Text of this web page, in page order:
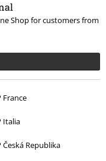
Shop for customers from
France
Italia
Česká Republika